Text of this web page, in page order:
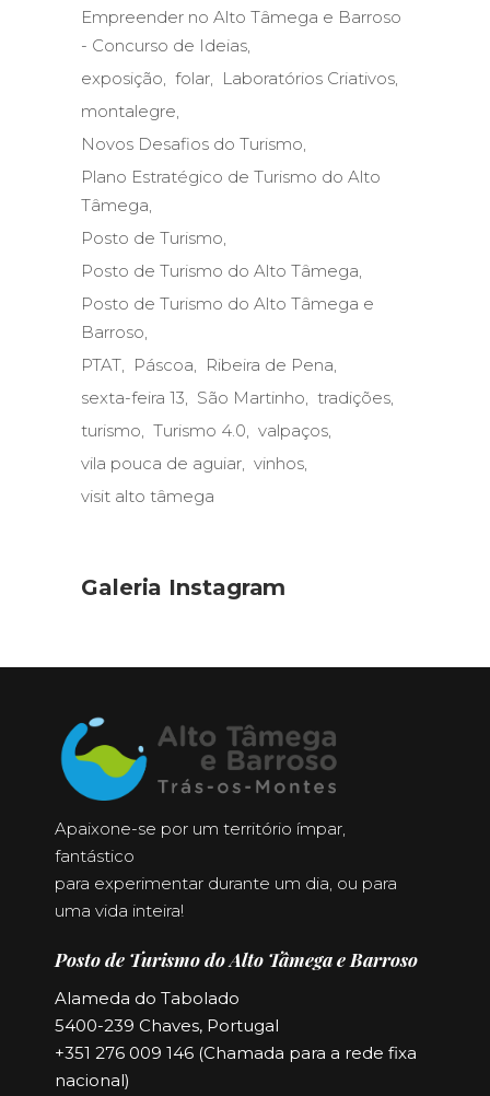
Empreender no Alto Tâmega e Barroso
- Concurso de Ideias
exposição
folar
Laboratórios Criativos
montalegre
Novos Desafios do Turismo
Plano Estratégico de Turismo do Alto
Tâmega
Posto de Turismo
Posto de Turismo do Alto Tâmega
Posto de Turismo do Alto Tâmega e
Barroso
PTAT
Páscoa
Ribeira de Pena
sexta-feira 13
São Martinho
tradições
turismo
Turismo 4.0
valpaços
vila pouca de aguiar vinhos
visit alto tâmega
Galeria Instagram
Apaixone-se por um território ímpar,
fantástico
para experimentar durante um dia, ou para
uma vida inteira!
Posto de Turismo do Alto Tâmega e Barroso
Alameda do Tabolado
5400-239 Chaves, Portugal
+351 276 009 146 (Chamada para a rede fixa
nacional)